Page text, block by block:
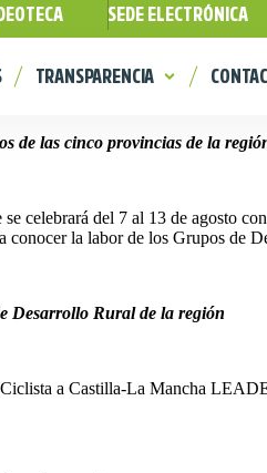
SEDE ELECTRÓNICA
TRANSPARENCIA
de las cinco provincias de la
celebrará del 7 al 13 de agosto
conocer la labor de los Grupos de
Desarrollo Rural de la región
a Castilla-La Mancha